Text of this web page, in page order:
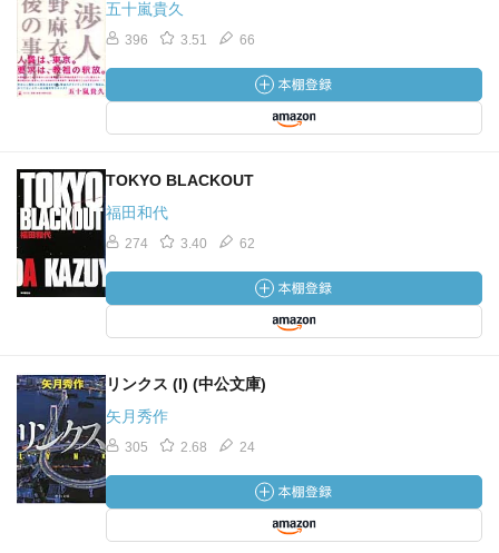
五十嵐貴久
396 3.51 66
TOKYO BLACKOUT
福田和代
274 3.40 62
リンクス (I) (中公文庫)
矢月秀作
305 2.68 24